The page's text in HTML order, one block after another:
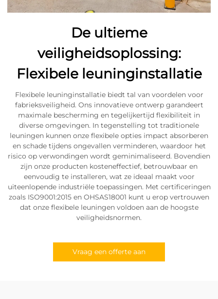
De ultieme
veiligheidsoplossing:
Flexibele leuninginstallatie
Flexibele leuninginstallatie biedt tal van voordelen voor
fabrieksveiligheid. Ons innovatieve ontwerp garandeert
maximale bescherming en tegelijkertijd flexibiliteit in
diverse omgevingen. In tegenstelling tot traditionele
leuningen kunnen onze flexibele opties impact absorberen
en schade tijdens ongevallen verminderen, waardoor het
risico op verwondingen wordt geminimaliseerd. Bovendien
zijn onze producten kosteneffectief, betrouwbaar en
eenvoudig te installeren, wat ze ideaal maakt voor
uiteenlopende industriële toepassingen. Met certificeringen
zoals ISO9001:2015 en OHSAS18001 kunt u erop vertrouwen
dat onze flexibele leuningen voldoen aan de hoogste
veiligheidsnormen.
Vraag een offerte aan